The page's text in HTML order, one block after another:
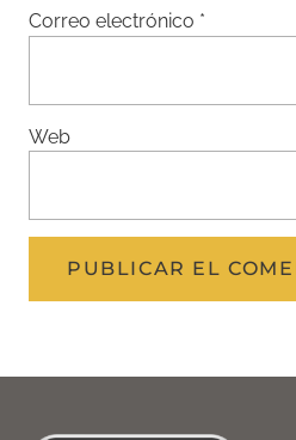
Correo electrónico *
Web